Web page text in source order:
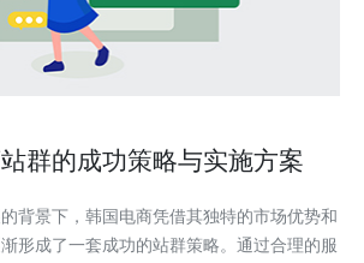
群的成功策略与实施方案
背景下，韩国电商凭借其独特的市场优势和
形成了一套成功的站群策略。通过合理的服